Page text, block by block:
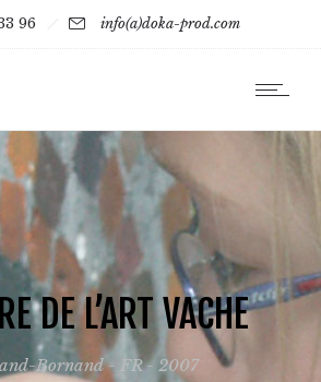
96 info(a)doka-prod.com
DE L’ART VACHE
Bornand - FR - 2007